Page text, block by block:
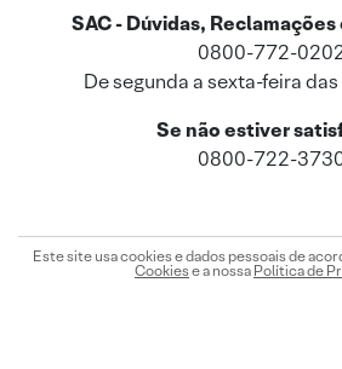
SAC - Dúvidas,
0800-772-
De segunda a sexta-feira
Se não estiver
0800-722-
Este site usa cookies e dados pessoais de
Cookiese a nossa Política de